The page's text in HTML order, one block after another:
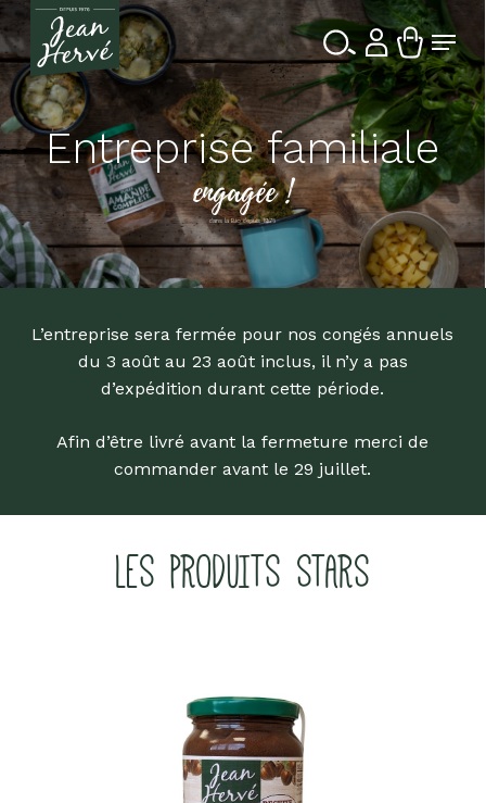
Passer
au
contenu
principalRecherche
de
produits
Menu
Entreprise familiale
engagée !
dans la Bio depuis 1976
L’entreprise sera fermée pour nos congés annuels
du 3 août au 23 août inclus, il n’y a pas
d’expédition durant cette période.
Afin d’être livré avant la fermeture merci de
commander avant le 29 juillet.
LES PRODUITS STARS
le
menu